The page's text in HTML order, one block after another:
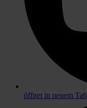
öffnet in neuem Tab